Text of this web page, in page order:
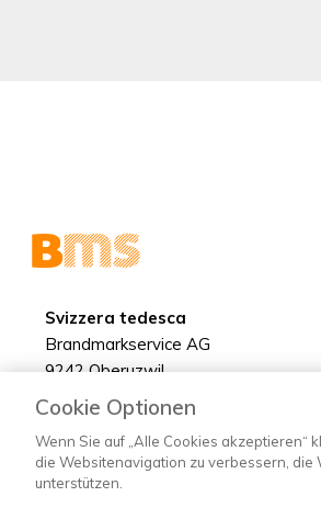
Svizzera tedesca
Brandmarkservice AG
9242 Oberuzwil
+41 71 955 77 55
info@brandmarkservice.ch
Cookie Optionen
Wenn Sie auf „Alle Cookies akzeptieren“
die Websitenavigation zu verbessern, die
unterstützen.